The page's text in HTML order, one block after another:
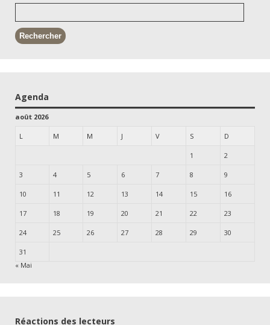
Agenda
août 2026
L M M J V S D
1 2
3 4 5 6 7 8 9
10 11 12 13 14 15 16
17 18 19 20 21 22 23
24 25 26 27 28 29 30
31
« Mai
Réactions des lecteurs